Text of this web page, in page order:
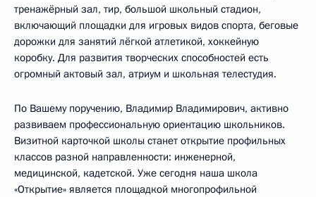
тренажёрный зал, тир, большой школьный стадион,
включающий площадки для игровых видов спорта, беговые
дорожки для занятий лёгкой атлетикой, хоккейную
коробку. Для развития творческих способностей есть
огромный актовый зал, атриум и школьная телестудия.
По Вашему поручению, Владимир Владимирович, активно
развиваем профессиональную ориентацию школьников.
Визитной карточкой школы станет открытие профильных
классов разной направленности: инженерной,
медицинской, кадетской. Уже сегодня наша школа
«Открытие» является площадкой многопрофильной